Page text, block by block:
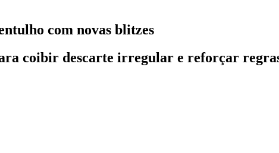
com novas blitzes
coibir descarte irregular e reforçar